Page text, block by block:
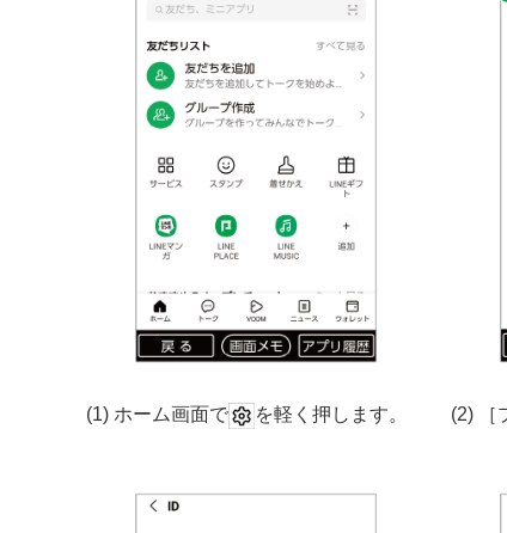
(1) ホーム画面で を軽く押します。 (2) ［